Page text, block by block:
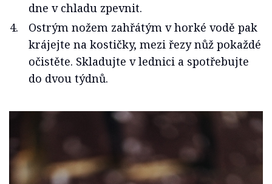
dne v chladu zpevnit.
Ostrým nožem zahřátým v horké vodě pak
krájejte na kostičky, mezi řezy nůž pokaždé
očistěte. Skladujte v lednici a spotřebujte
do dvou týdnů.